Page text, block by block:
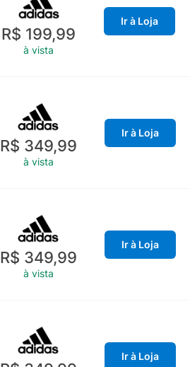
R$ 199,99
à vista
Ir à Loja
R$ 349,99
à vista
Ir à Loja
R$ 349,99
à vista
Ir à Loja
Ir à Loja